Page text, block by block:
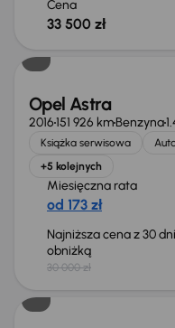
Cena
33 500 zł
Taniej o 1 000 zł
Opel Astra
2016151 926 kmBenzyna
Książka serwisowa
+5 kolejnych
Miesięczna rata
od 173 zł
Najniższa cena z 30
obniżką
30 000 zł